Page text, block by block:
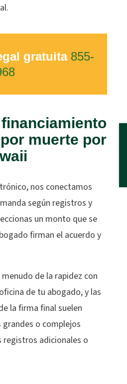
gratuita 855-
muerte por
nos conectamos
según registros y
un monto que se
firman el acuerdo y
de la rapidez con
de tu abogado, y las
la firma final suelen
o complejos
registros adicionales o